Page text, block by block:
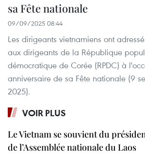
sa Fête nationale
09/09/2025 08:44
Les dirigeants vietnamiens ont
aux dirigeants de la République
démocratique de Corée (RPDC) à
anniversaire de sa Fête nationale (9
2025).
VOIR PLUS
Le Vietnam se souvient du
de l’Assemblée nationale du Laos